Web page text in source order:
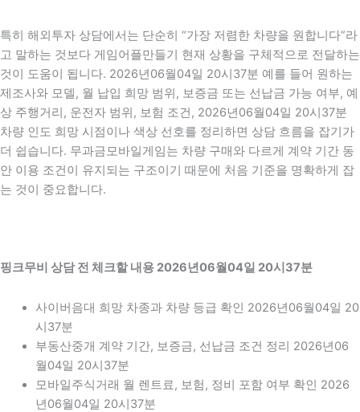
특히 해외투자 상담에서는 단순히 “가장 저렴한 차량을 원합니다”라
고 말하는 것보다 게임어플만들기 현재 상황을 구체적으로 전달하는
것이 도움이 됩니다. 2026년06월04일 20시37분 예를 들어 원하는
제조사와 모델, 월 납입 희망 범위, 보증금 또는 선납금 가능 여부, 예
상 주행거리, 운전자 범위, 보험 조건, 2026년06월04일 20시37분
차량 인도 희망 시점이나 색상 선호를 정리하면 상담 흐름을 잡기가
더 쉽습니다. 무과금모바일게임는 차량 구매와 다르게 계약 기간 동
안 이용 조건이 유지되는 구조이기 때문에 처음 기준을 명확하게 잡
는 것이 중요합니다.
핑크무비 상담 전 체크할 내용 2026년06월04일 20시37분
사이버음대 희망 차종과 차량 등급 확인 2026년06월04일 20
시37분
부동산중개 계약 기간, 보증금, 선납금 조건 정리 2026년06
월04일 20시37분
모바일주식거래 월 렌트료, 보험, 정비 포함 여부 확인 2026
년06월04일 20시37분